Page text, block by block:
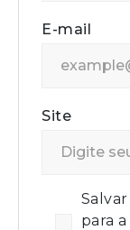
E-mail
Site
para